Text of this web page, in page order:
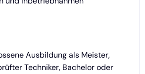
Ausbildung als Meister,
Techniker, Bachelor oder